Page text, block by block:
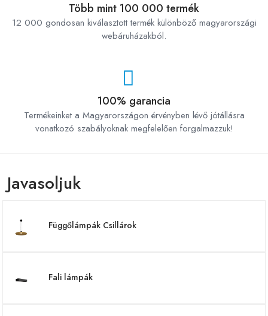
Több mint 100 000 termék
12 000 gondosan kiválasztott termék különböző magyarországi
webáruházakból.
100% garancia
Termékeinket a Magyarországon érvényben lévő jótállásra
vonatkozó szabályoknak megfelelően forgalmazzuk!
Javasoljuk
Függőlámpák Csillárok
Fali lámpák